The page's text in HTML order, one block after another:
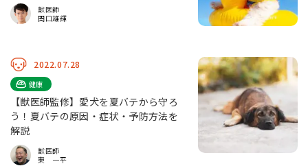
獣医師
関口雄輝
2022.07.28
健康
【獣医師監修】愛犬を夏バテから守ろ
う！夏バテの原因・症状・予防方法を
解説
獣医師
東 一平